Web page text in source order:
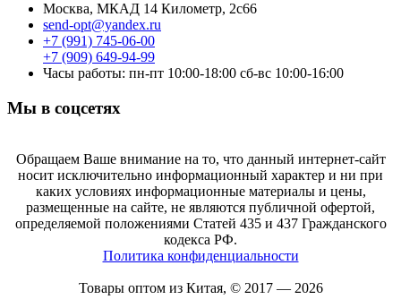
Москва, МКАД 14 Километр, 2с66
send-opt@yandex.ru
+7 (991) 745-06-00
+7 (909) 649-94-99
Часы работы: пн-пт 10:00-18:00 сб-вс 10:00-16:00
Мы в соцсетях
Обращаем Ваше внимание на то, что данный интернет-сайт
носит исключительно информационный характер и ни при
каких условиях информационные материалы и цены,
размещенные на сайте, не являются публичной офертой,
определяемой положениями Статей 435 и 437 Гражданского
кодекса РФ.
Политика конфиденциальности
Товары оптом из Китая, © 2017 — 2026